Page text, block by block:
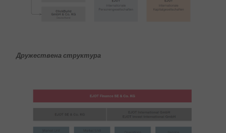
Дружествена структура